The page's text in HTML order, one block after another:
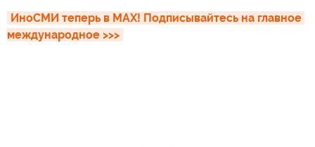
ИноСМИ теперь в MAX! Подписывайтесь на главное
международное >>>